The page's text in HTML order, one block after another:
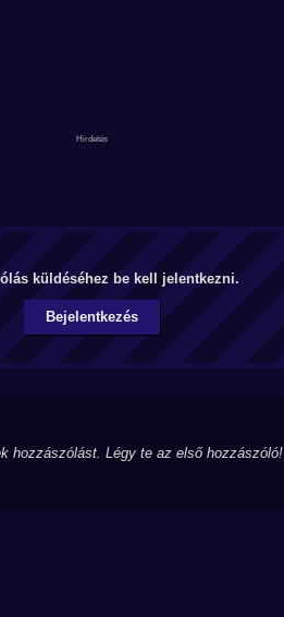
küldéséhez be kell jelentkezni.
Bejelentkezés
hozzászólást. Légy te az első hozzászóló!